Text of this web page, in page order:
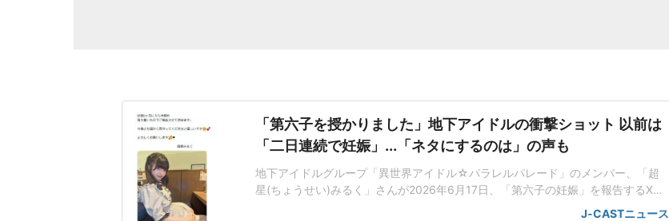
「第六子を授かりました」地下アイドルの衝撃ショット 以前は
「二日連続で妊娠」...「ネタにするのは」の声も
地下アイドルグループ「異世界アイドル☆パラレルパレード」のメンバー、「超
星(ちょうせい)みるく」さんが2026年6月17日、「第六子の妊娠」を報告するXを
投稿し、波紋を広げている。「妊娠6ヶ月に入り体調も落ち着いたのでご報告させ
J-CASTニュース